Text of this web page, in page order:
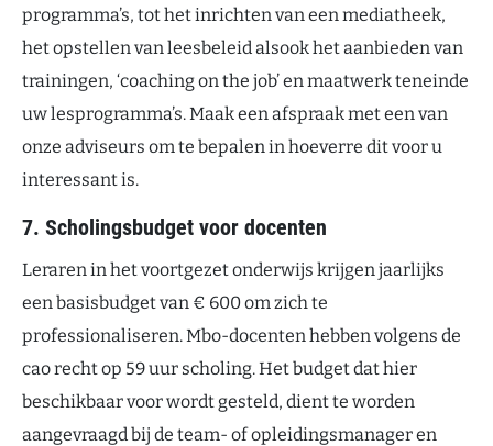
programma’s, tot het inrichten van een mediatheek,
het opstellen van leesbeleid alsook het aanbieden van
trainingen, ‘coaching on the job’ en maatwerk teneinde
uw lesprogramma’s. Maak een afspraak met een van
onze adviseurs om te bepalen in hoeverre dit voor u
interessant is.
7. Scholingsbudget voor docenten
Leraren in het voortgezet onderwijs krijgen jaarlijks
een basisbudget van € 600 om zich te
professionaliseren. Mbo-docenten hebben volgens de
cao recht op 59 uur scholing. Het budget dat hier
beschikbaar voor wordt gesteld, dient te worden
aangevraagd bij de team- of opleidingsmanager en